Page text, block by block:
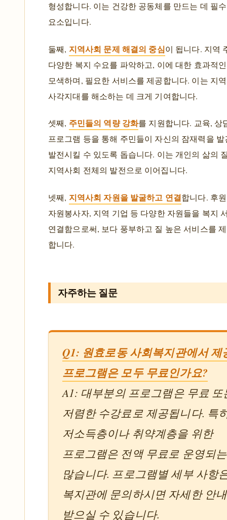
형성합니다. 이는 건강한 공동체를 만드는 데 필
요소입니다.
둘째, 지역사회 문제 해결의 중심이 됩니다. 지역
다양한 복지 수요를 파악하고, 이에 대한 효과적
모색하며, 필요한 서비스를 제공합니다. 이는 지
사각지대를 해소하는 데 크게 기여합니다.
셋째, 주민들의 역량 강화를 지원합니다. 교육, 상
프로그램 등을 통해 주민들이 자신의 잠재력을 발
발전시킬 수 있도록 돕습니다. 이는 개인의 삶의
지역사회 전체의 발전으로 이어집니다.
넷째, 지역사회 자원을 발굴하고 연결합니다. 후
자원봉사자, 지역 기업 등 다양한 자원들을 복지
연결함으로써, 보다 풍부하고 질 높은 서비스를
합니다.
자주하는 질문
Q1: 원효로동 사회복지관에서 제
프로그램은 모두 무료인가요?
A1: 대부분의 프로그램은 무료 또
저렴한 수강료로 제공됩니다. 특
저소득층이나 취약계층을 위한
프로그램은 전액 무료로 운영되
많습니다. 프로그램별 세부 사항
복지관에 문의하시면 자세한 안
받으실 수 있습니다.